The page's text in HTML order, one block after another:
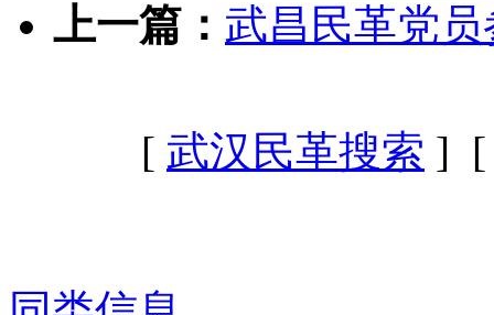
上一篇： 武昌民革党
[ 武汉民革搜索 ]